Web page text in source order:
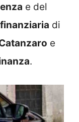
e del
di
e
.